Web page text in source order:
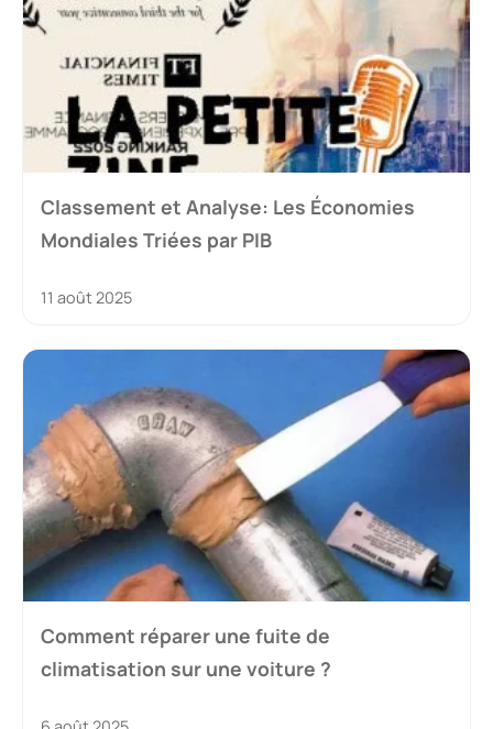
Classement et Analyse: Les Économies
Mondiales Triées par PIB
11 août 2025
Comment réparer une fuite de
climatisation sur une voiture ?